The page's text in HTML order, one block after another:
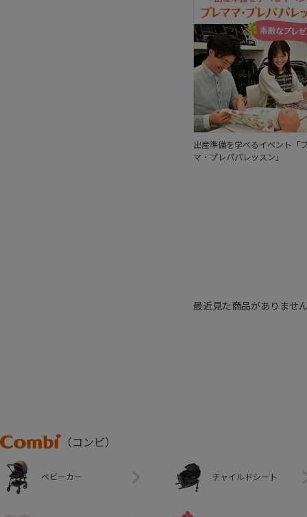
出産準備を学べるイベント「
マ・プレパパレッスン」
最近見た商品がありませ
Combi
（コンビ）
ベビーカー チャイルドシート